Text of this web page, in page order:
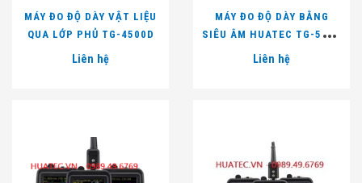
MÁY ĐO ĐỘ DÀY VẬT LIỆU
QUA LỚP PHỦ TG-4500D
Liên hệ
MÁY ĐO ĐỘ DÀY BẰNG
SIÊU ÂM HUATEC TG-5000
(508MM, 5MHZ)
Liên hệ